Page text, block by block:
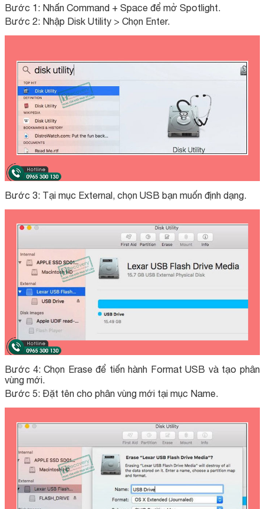
Bước 1: Nhấn Command + Space để mở Spotlight.
Bước 2: Nhập Disk Utility > Chọn Enter.
Bước 3: Tại mục External, chọn USB bạn muốn định dạng.
Bước 4: Chọn Erase để tiến hành Format USB và tạo phân
vùng mới.
Bước 5: Đặt tên cho phân vùng mới tại mục Name.